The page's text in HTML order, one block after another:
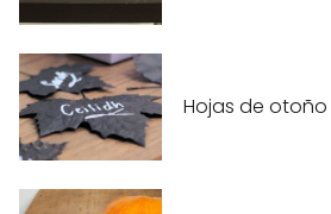
Hojas de